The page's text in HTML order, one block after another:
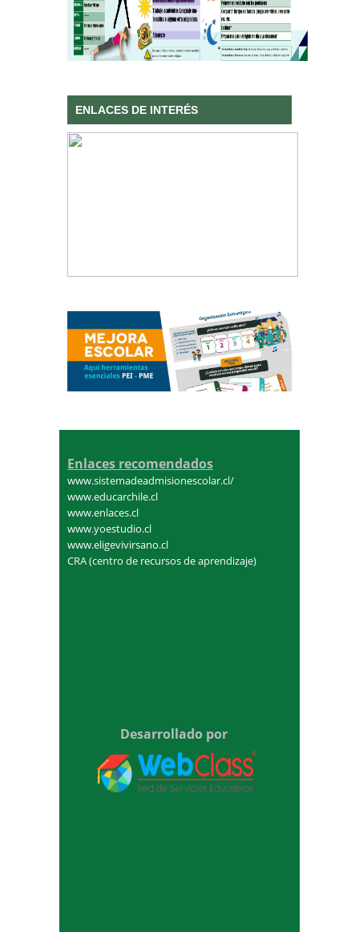
ENLACES DE INTERÉS
Enlaces recomendados
www.sistemadeadmisionescolar.cl/
www.educarchile.cl
www.enlaces.cl
www.yoestudio.cl
www.eligevivirsano.cl
CRA (centro de recursos de aprendizaje)
Desarrollado por